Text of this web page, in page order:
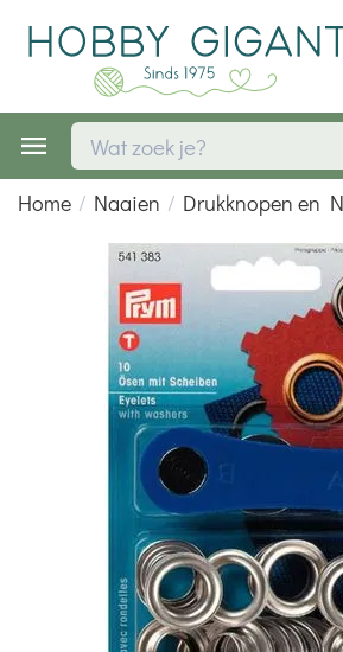
Home / Naaien / Drukknopen en